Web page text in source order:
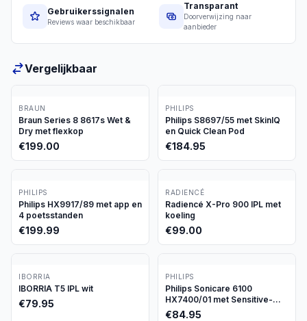
Gebruikerssignalen
Reviews waar beschikbaar
Transparant
Doorverwijzing naar
aanbieder
Vergelijkbaar
BRAUN
Braun Series 8 8617s Wet &
Dry met flexkop
€199.00
PHILIPS
Philips S8697/55 met SkinIQ
en Quick Clean Pod
€184.95
PHILIPS
Philips HX9917/89 met app en
4 poetsstanden
€199.99
RADIENCÉ
Radiencé X-Pro 900 IPL met
koeling
€99.00
IBORRIA
IBORRIA T5 IPL wit
€79.95
PHILIPS
Philips Sonicare 6100
HX7400/01 met Sensitive-
stand
€84.95